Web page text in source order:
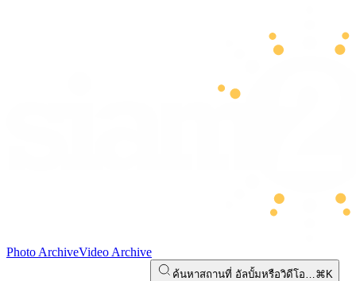
Photo ArchiveVideo Archive
ค้นหาสถานที่ อัลบั้มหรือวิดีโอ…⌘K